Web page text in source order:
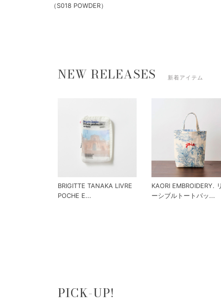
（S018 POWDER）
NEW RELEASES 新着アイテム
BRIGITTE TANAKA LIVRE
POCHE E...
KAORI EMBROIDERY.
ーシブルトートバッ...
PICK-UP!